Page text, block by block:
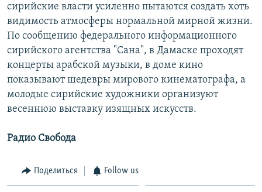
сирийские власти усиленно пытаются создать хоть
видимость атмосферы нормальной мирной жизни.
По сообщению федерального информационного
сирийского агентства "Сана", в Дамаске проходят
концерты арабской музыки, в доме кино
показывают шедевры мирового кинематографа, а
молодые сирийские художники организуют
весеннюю выставку изящных искусств.
Радио Свобода
Поделиться Follow us